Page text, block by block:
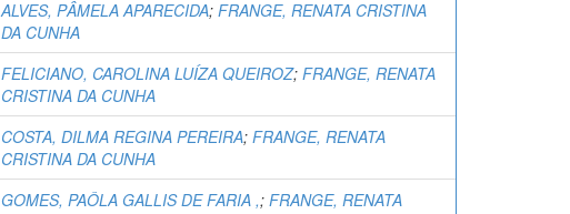
ALVES, PÂMELA APARECIDA; FRANGE, RENATA CRISTINA
DA CUNHA
FELICIANO, CAROLINA LUÍZA QUEIROZ; FRANGE, RENATA
CRISTINA DA CUNHA
COSTA, DILMA REGINA PEREIRA; FRANGE, RENATA
CRISTINA DA CUNHA
GOMES, PAÔLA GALLIS DE FARIA ,; FRANGE, RENATA